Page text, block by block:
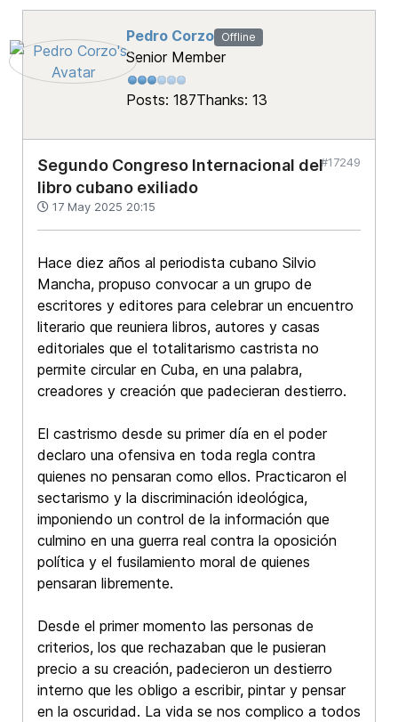
Pedro Corzo Offline
Senior Member
Posts: 187Thanks: 13
Segundo Congreso Internacional del
libro cubano exiliado
17 May 2025 20:15
#17249
Hace diez años al periodista cubano Silvio
Mancha, propuso convocar a un grupo de
escritores y editores para celebrar un encuentro
literario que reuniera libros, autores y casas
editoriales que el totalitarismo castrista no
permite circular en Cuba, en una palabra,
creadores y creación que padecieran destierro.
El castrismo desde su primer día en el poder
declaro una ofensiva en toda regla contra
quienes no pensaran como ellos. Practicaron el
sectarismo y la discriminación ideológica,
imponiendo un control de la información que
culmino en una guerra real contra la oposición
política y el fusilamiento moral de quienes
pensaran libremente.
Desde el primer momento las personas de
criterios, los que rechazaban que le pusieran
precio a su creación, padecieron un destierro
interno que les obligo a escribir, pintar y pensar
en la oscuridad. La vida se nos complico a todos